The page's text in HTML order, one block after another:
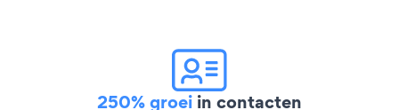
250% groei in contacten